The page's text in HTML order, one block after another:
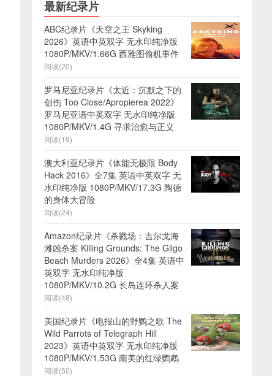
最新纪录片
ABC纪录片《天空之王 Skyking
2026》英语中英双字 无水印纯净版
1080P/MKV/1.66G 西雅图偷机事件
阅读(20)
罗马尼亚纪录片《太近：沉默之下的
创伤 Too Close/Apropierea 2022》
罗马尼亚语中英双字 无水印纯净版
1080P/MKV/1.4G 寻求治愈与正义
阅读(19)
澳大利亚纪录片《体能无极限 Body
Hack 2016》全7集 英语中英双字 无
水印纯净版 1080P/MKV/17.3G 陶德
的身体大冒险
阅读(24)
Amazon纪录片《杀戮场：吉尔戈海
滩凶杀案 Killing Grounds: The Gilgo
Beach Murders 2026》全4集 英语中
英双字 无水印纯净版
1080P/MKV/10.2G 长岛连环杀人案
阅读(48)
美国纪录片《电报山的野鹦之歌 The
Wild Parrots of Telegraph Hill
2023》英语中英双字 无水印纯净版
1080P/MKV/1.53G 南美的红绿鹦鹉
阅读(50)